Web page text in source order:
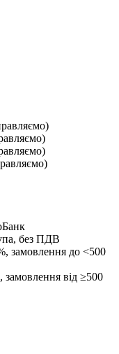
без ПДВ
замовлення до <500
від ≥500